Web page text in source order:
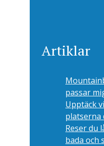
Artiklar
passar
Upptäck
platserna
Reser du
bada och